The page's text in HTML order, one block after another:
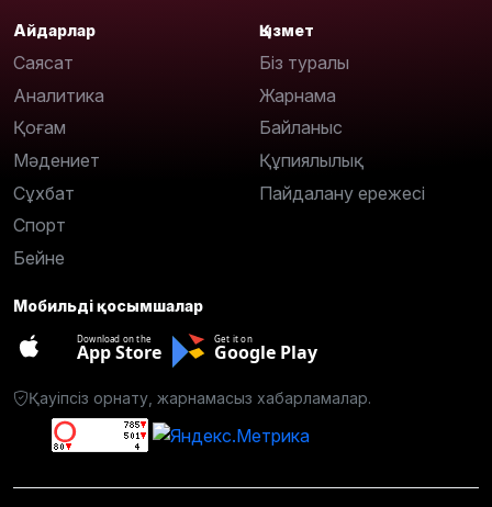
Айдарлар
Саясат
Аналитика
Қоғам
Мәдениет
Сұхбат
Спорт
Бейне
Қызмет
Біз туралы
Жарнама
Байланыс
Құпиялылық
Пайдалану ережесі
Мобильді қосымшалар
Download on the
App Store
Get it on
Google Play
Қауіпсіз орнату, жарнамасыз хабарламалар.